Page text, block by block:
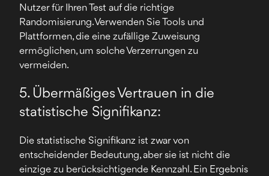
Nutzer für Ihren Test auf die richtige
Randomisierung. Verwenden Sie Tools und
Plattformen, die eine zufällige Zuweisung
ermöglichen, um solche Verzerrungen zu
vermeiden.
5. Übermäßiges Vertrauen in die
statistische Signifikanz:
Die statistische Signifikanz ist zwar von
entscheidender Bedeutung, aber sie ist nicht die
einzige zu berücksichtigende Kennzahl. Ein Ergebnis